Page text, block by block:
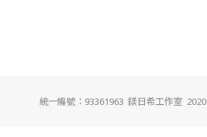
統一編號：93361963 鎂日希工作室